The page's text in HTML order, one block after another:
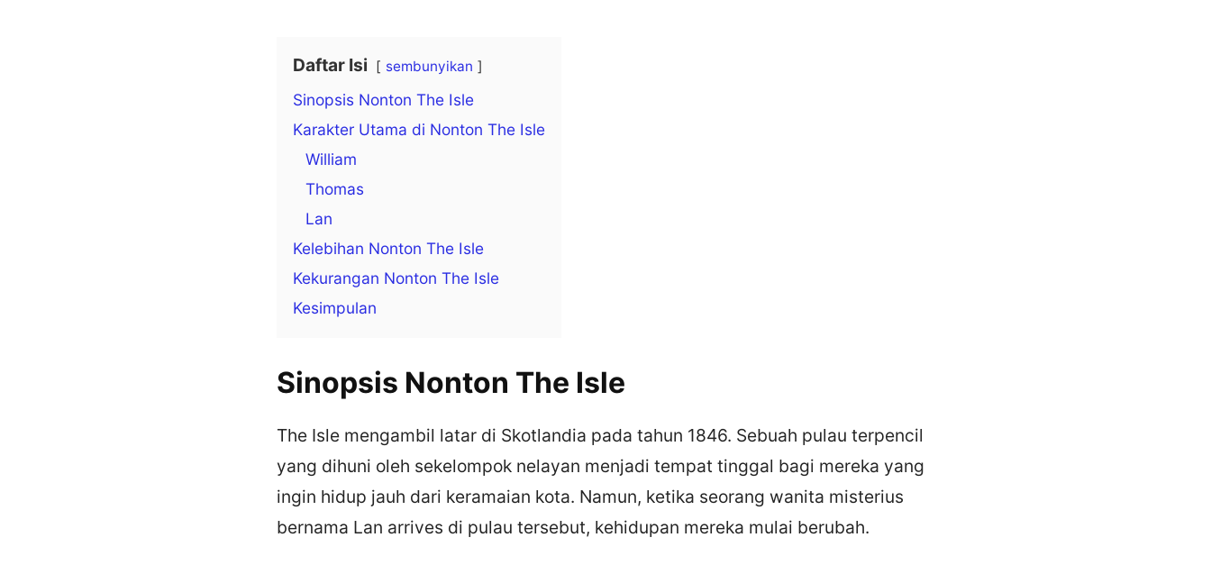
Daftar Isi sembunyikan
Sinopsis Nonton The Isle
Karakter Utama di Nonton The Isle
William
Thomas
Lan
Kelebihan Nonton The Isle
Kekurangan Nonton The Isle
Kesimpulan
Sinopsis Nonton The Isle
The Isle mengambil latar di Skotlandia pada tahun 1846. Sebuah pulau terpencil
yang dihuni oleh sekelompok nelayan menjadi tempat tinggal bagi mereka yang
ingin hidup jauh dari keramaian kota. Namun, ketika seorang wanita misterius
bernama Lan arrives di pulau tersebut, kehidupan mereka mulai berubah.